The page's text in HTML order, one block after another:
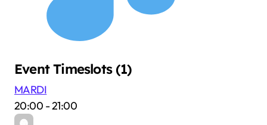
Event Timeslots (1)
MARDI
20:00 -21:00